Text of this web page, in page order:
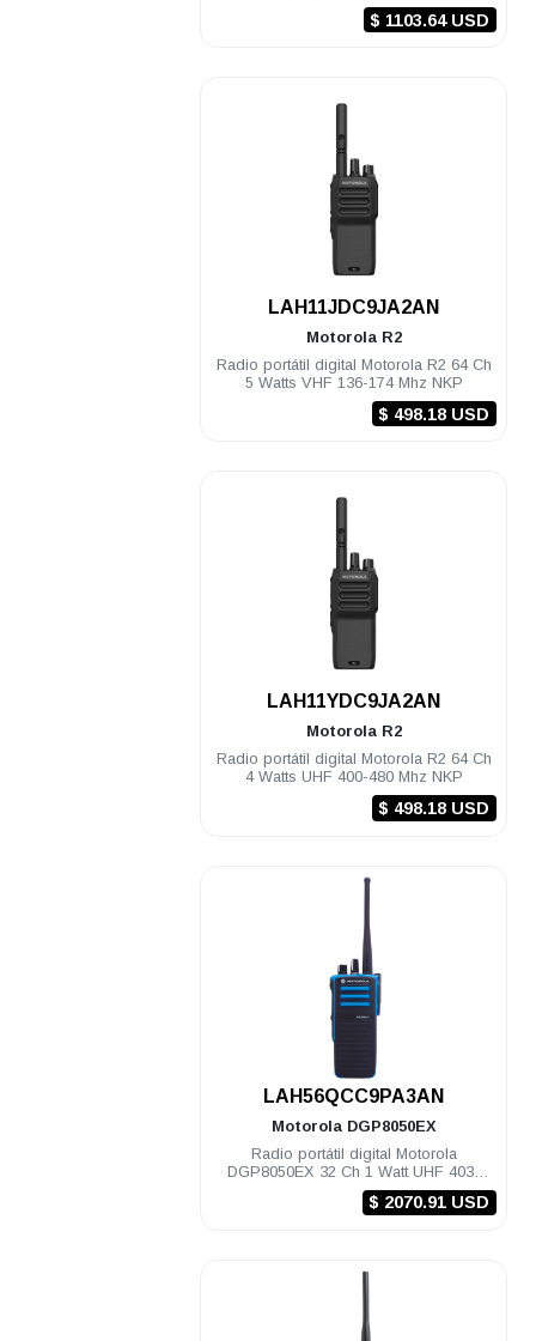
$ 1103.64 USD
LAH11JDC9JA2AN
Motorola R2
Radio portátil digital Motorola R2 64 Ch
5 Watts VHF 136-174 Mhz NKP
$ 498.18 USD
LAH11YDC9JA2AN
Motorola R2
Radio portátil digital Motorola R2 64 Ch
4 Watts UHF 400-480 Mhz NKP
$ 498.18 USD
LAH56QCC9PA3AN
Motorola DGP8050EX
Radio portátil digital Motorola
DGP8050EX 32 Ch 1 Watt UHF 403-
470 Mhz c/gps NKP EX
$ 2070.91 USD